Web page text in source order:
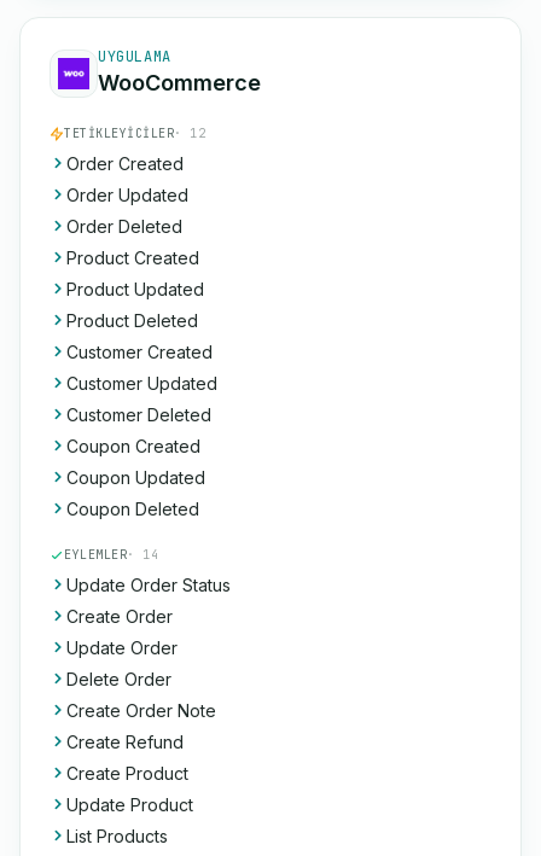
UYGULAMA
WooCommerce
TETIKLEYICILER· 12
Order Created
Order Updated
Order Deleted
Product Created
Product Updated
Product Deleted
Customer Created
Customer Updated
Customer Deleted
Coupon Created
Coupon Updated
Coupon Deleted
EYLEMLER· 14
Update Order Status
Create Order
Update Order
Delete Order
Create Order Note
Create Refund
Create Product
Update Product
List Products